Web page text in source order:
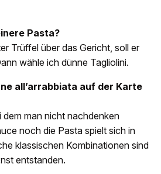
Pasta?
Trüffel über ­das Gericht, soll er
wähle ich dünne Tagliolini.
all’arrabbiata auf der Karte
dem man nicht nachdenken
noch die Pasta spielt sich in
klassischen Kom­binationen sind
entstanden.